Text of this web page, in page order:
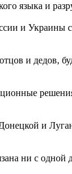
языка и
и Украины
и дедов,
и
ни с одной